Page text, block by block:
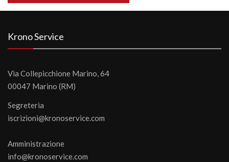
Krono Service
Via Collepicchione Marino, 64
00047 Marino (RM)
Segreteria
iscrizioni@kronoservice.com
Amministrazione
info@kronoservice.com